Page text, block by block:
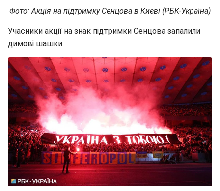
Фото: Акція на підтримку Сенцова в Києві (РБК-Україна)
Учасники акції на знак підтримки Сенцова запалили
димові шашки.